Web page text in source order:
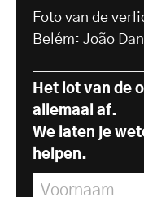
Foto van de
Belém: João
Het lot van de
allemaal af.
We laten je
helpen.
Voornaam